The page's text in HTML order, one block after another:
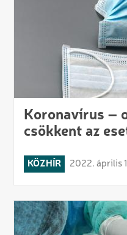
Koronavírus –
csökkent az
KÖZHÍR 2022. április